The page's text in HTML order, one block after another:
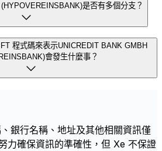
是否有多個分支？
程式碼來表示UNICREDIT BANK GMBH
會發生什麼事？
銀行名稱、地址及其他相關資訊僅
力確保資訊的準確性，但 Xe 不保證